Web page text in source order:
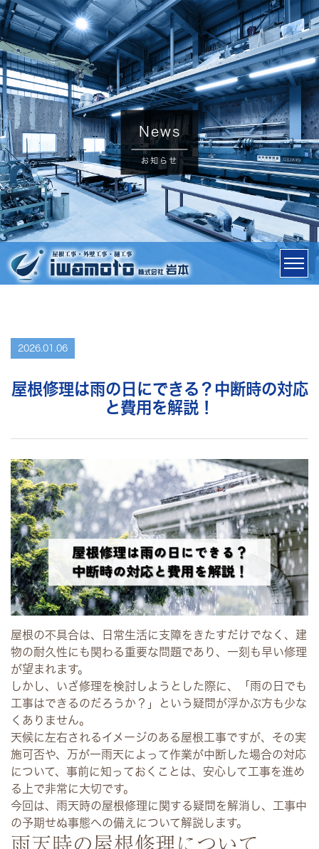
News
お知らせ
2026.01.06
屋根修理は雨の日にできる？中断時の対応
と費用を解説！
屋根の不具合は、日常生活に支障をきたすだけでなく、建
物の耐久性にも関わる重要な問題であり、一刻も早い修理
が望まれます。
しかし、いざ修理を検討しようとした際に、「雨の日でも
工事はできるのだろうか？」という疑問が浮かぶ方も少な
くありません。
天候に左右されるイメージのある屋根工事ですが、その実
施可否や、万が一雨天によって作業が中断した場合の対応
について、事前に知っておくことは、安心して工事を進め
る上で非常に大切です。
今回は、雨天時の屋根修理に関する疑問を解消し、工事中
の予期せぬ事態への備えについて解説します。
雨天時の屋根修理について